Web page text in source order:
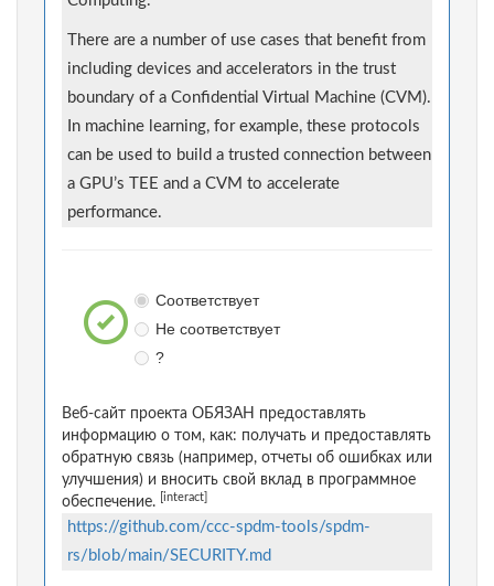
There are a number of use cases that benefit from
including devices and accelerators in the trust
boundary of a Confidential Virtual Machine (CVM).
In machine learning, for example, these protocols
can be used to build a trusted connection between
a GPU’s TEE and a CVM to accelerate
performance.
Соответствует
Не соответствует
?
Веб-сайт проекта ОБЯЗАН предоставлять
информацию о том, как: получать и предоставлять
обратную связь (например, отчеты об ошибках или
улучшения) и вносить свой вклад в программное
обеспечение.
[interact]
https://github.com/ccc-spdm-tools/spdm-
rs/blob/main/SECURITY.md